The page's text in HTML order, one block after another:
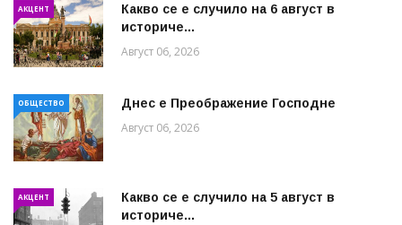
АКЦЕНТ
Какво се е случило на 6 август в
историче...
Август 06, 2026
ОБЩЕСТВО Днес е Преображение Господне
Август 06, 2026
АКЦЕНТ
Какво се е случило на 5 август в
историче...